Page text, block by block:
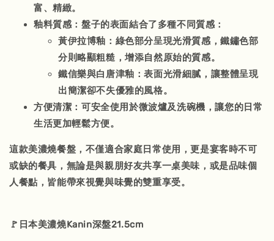
富、精緻。
釉料質感 ：盤子的表面結合了多種不同質感：
黃伊拉博釉：綠色部分呈現光滑質感，鐵鏽色部
分則略顯粗糙，增添自然原始的質感。
鐵信樂與白唐津釉：表面光滑細膩，讓整體呈現
出簡潔卻不失優雅的風格。
方便清潔 ：可安全使用於微波爐及洗碗機，讓您的日常
生活更加輕鬆方便。
這款美濃燒餐盤 ，不僅適合家庭日常使用，更是宴客時不可
或缺的餐具，無論是與親朋好友共享一桌美味，或是品味個
人餐點，皆能帶來視覺與味覺的雙重享受。
🚩日本美濃燒Kanin深盤21.5cm